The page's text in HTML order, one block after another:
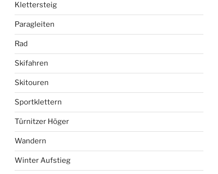
Klettersteig
Paragleiten
Rad
Skifahren
Skitouren
Sportklettern
Türnitzer Höger
Wandern
Winter Aufstieg